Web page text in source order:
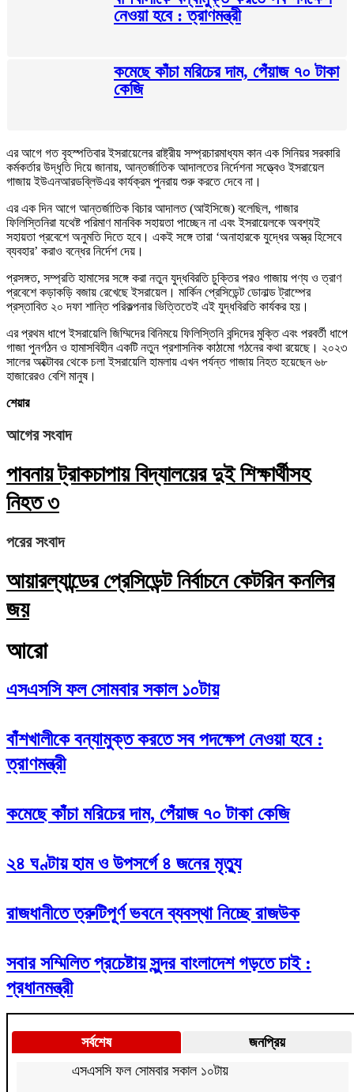
নেওয়া হবে : ত্রাণমন্ত্রী
কমেছে কাঁচা মরিচের দাম, পেঁয়াজ ৭০ টাকা
কেজি
এর আগে গত বৃহস্পতিবার ইসরায়েলের রাষ্ট্রীয় সম্প্রচারমাধ্যম কান এক সিনিয়র সরকারি
কর্মকর্তার উদ্ধৃতি দিয়ে জানায়, আন্তর্জাতিক আদালতের নির্দেশনা সত্ত্বেও ইসরায়েল
গাজায় ইউএনআরডব্লিউএর কার্যক্রম পুনরায় শুরু করতে দেবে না।
এর এক দিন আগে আন্তর্জাতিক বিচার আদালত (আইসিজে) বলেছিল, গাজার
ফিলিস্তিনিরা যথেষ্ট পরিমাণ মানবিক সহায়তা পাচ্ছেন না এবং ইসরায়েলকে অবশ্যই
সহায়তা প্রবেশে অনুমতি দিতে হবে। একই সঙ্গে তারা ‘অনাহারকে যুদ্ধের অস্ত্র হিসেবে
ব্যবহার’ করাও বন্ধের নির্দেশ দেয়।
প্রসঙ্গত, সম্প্রতি হামাসের সঙ্গে করা নতুন যুদ্ধবিরতি চুক্তির পরও গাজায় পণ্য ও ত্রাণ
প্রবেশে কড়াকড়ি বজায় রেখেছে ইসরায়েল। মার্কিন প্রেসিডেন্ট ডোনাল্ড ট্রাম্পের
প্রস্তাবিত ২০ দফা শান্তি পরিকল্পনার ভিত্তিতেই এই যুদ্ধবিরতি কার্যকর হয়।
এর প্রথম ধাপে ইসরায়েলি জিম্মিদের বিনিময়ে ফিলিস্তিনি বন্দিদের মুক্তি এবং পরবর্তী ধাপে
গাজা পুনর্গঠন ও হামাসবিহীন একটি নতুন প্রশাসনিক কাঠামো গঠনের কথা রয়েছে। ২০২৩
সালের অক্টোবর থেকে চলা ইসরায়েলি হামলায় এখন পর্যন্ত গাজায় নিহত হয়েছেন ৬৮
হাজারেরও বেশি মানুষ।
শেয়ার
আগের সংবাদ
পাবনায় ট্রাকচাপায় বিদ্যালয়ের দুই শিক্ষার্থীসহ
নিহত ৩
পরের সংবাদ
আয়ারল্যান্ডের প্রেসিডেন্ট নির্বাচনে কেটরিন কনলির
জয়
আরো
এসএসসি ফল সোমবার সকাল ১০টায়
বাঁশখালীকে বন্যামুক্ত করতে সব পদক্ষেপ নেওয়া হবে :
ত্রাণমন্ত্রী
কমেছে কাঁচা মরিচের দাম, পেঁয়াজ ৭০ টাকা কেজি
২৪ ঘণ্টায় হাম ও উপসর্গে ৪ জনের মৃত্যু
রাজধানীতে ত্রুটিপূর্ণ ভবনে ব্যবস্থা নিচ্ছে রাজউক
সবার সম্মিলিত প্রচেষ্টায় সুন্দর বাংলাদেশ গড়তে চাই :
প্রধানমন্ত্রী
সর্বশেষ
জনপ্রিয়
এসএসসি ফল সোমবার সকাল ১০টায়